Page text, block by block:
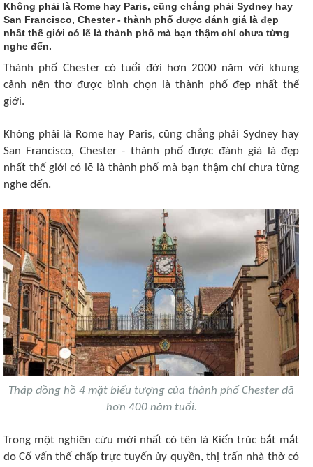
Không phải là Rome hay Paris, cũng chẳng phải Sydney hay
San Francisco, Chester - thành phố được đánh giá là đẹp
nhất thế giới có lẽ là thành phố mà bạn thậm chí chưa từng
nghe đến.
Thành phố Chester có tuổi đời hơn 2000 năm với khung
cảnh nên thơ được bình chọn là thành phố đẹp nhất thế
giới.
Không phải là Rome hay Paris, cũng chẳng phải Sydney hay
San Francisco, Chester - thành phố được đánh giá là đẹp
nhất thế giới có lẽ là thành phố mà bạn thậm chí chưa từng
nghe đến.
Tháp đồng hồ 4 mặt biểu tượng của thành phố Chester đã
hơn 400 năm tuổi.
Trong một nghiên cứu mới nhất có tên là Kiến trúc bắt mắt
do Cố vấn thế chấp trực tuyến ủy quyền, thị trấn nhà thờ có